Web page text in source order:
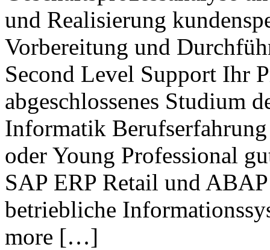
und Realisierung
Vorbereitung und
Second Level Support Ihr
abgeschlossenes Studium
Informatik
oder Young Professional
SAP ERP Retail und
betriebliche
more […]